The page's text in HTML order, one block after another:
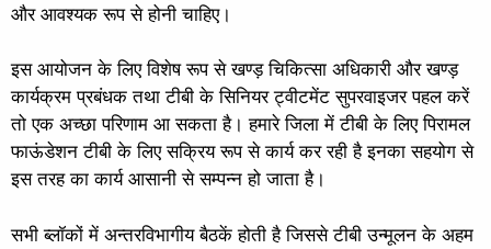
और आवश्यक रूप से होनी चाहिए।
इस आयोजन के लिए विशेष रूप से खण्ड़ चिकित्सा अधिकारी और खण्ड़
कार्यक्रम प्रबंधक तथा टीबी के सिनियर ट्वीटमेंट सुपरवाइजर पहल करें
तो एक अच्छा परिणाम आ सकता है। हमारे जिला में टीबी के लिए पिरामल
फाऊंडेशन टीबी के लिए सक्रिय रूप से कार्य कर रही है इनका सहयोग से
इस तरह का कार्य आसानी से सम्पन्न हो जाता है।
सभी ब्लॉकों में अन्तरविभागीय बैठकें होती है जिससे टीबी उन्मूलन के अहम